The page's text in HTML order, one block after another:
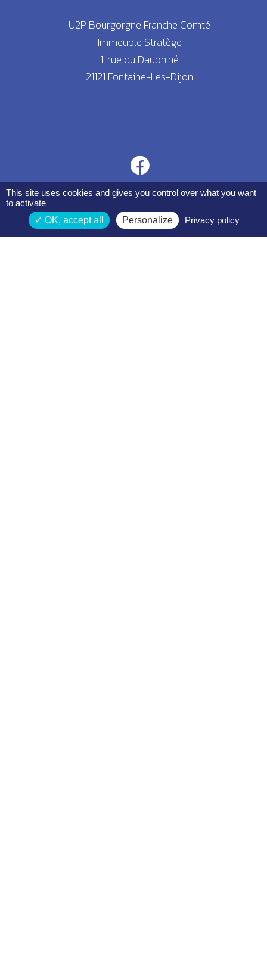
Espace membres
U2P Bourgorgne Franche Comté
Immeuble Stratège
1, rue du Dauphiné
21121 Fontaine-Les-Dijon
This site uses cookies and gives you control over what you want
to activate
OK, accept all
Personalize Privacy policy